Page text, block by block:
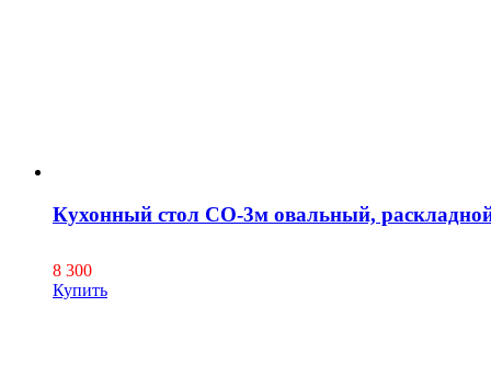
Кухонный стол СО-3м овальный,
8 300
Купить